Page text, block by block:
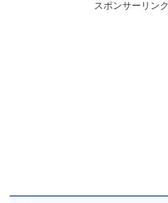
スポンサーリンク